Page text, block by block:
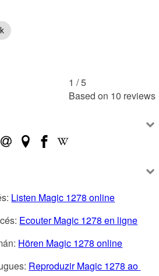
1 /5
Based on 10 reviews
Listen Magic 1278 online
Ecouter Magic 1278 en ligne
Hören Magic 1278 online
Reproduzir Magic 1278 ao